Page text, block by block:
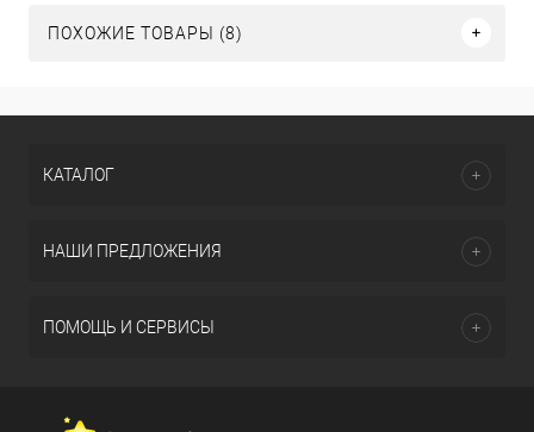
ПОХОЖИЕ ТОВАРЫ (8)
КАТАЛОГ
НАШИ ПРЕДЛОЖЕНИЯ
ПОМОЩЬ И СЕРВИСЫ